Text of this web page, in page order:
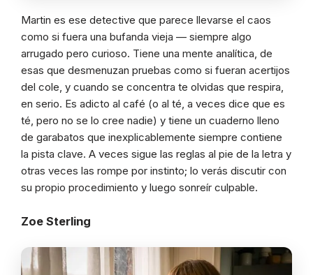
Martin es ese detective que parece llevarse el caos
como si fuera una bufanda vieja — siempre algo
arrugado pero curioso. Tiene una mente analítica, de
esas que desmenuzan pruebas como si fueran acertijos
del cole, y cuando se concentra te olvidas que respira,
en serio. Es adicto al café (o al té, a veces dice que es
té, pero no se lo cree nadie) y tiene un cuaderno lleno
de garabatos que inexplicablemente siempre contiene
la pista clave. A veces sigue las reglas al pie de la letra y
otras veces las rompe por instinto; lo verás discutir con
su propio procedimiento y luego sonreír culpable.
Zoe Sterling